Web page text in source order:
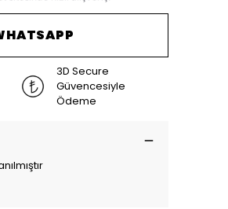
3D Secure
Güvencesiyle
Ödeme